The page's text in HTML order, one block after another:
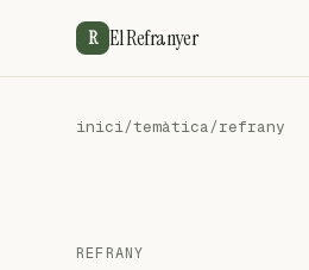
R El Refranyer
inici/temàtica/refrany
REFRANY